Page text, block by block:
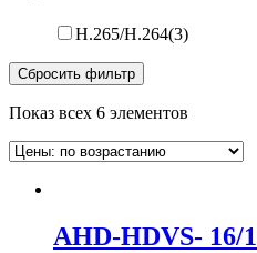
H.265/H.264(3)
Сбросить фильтр
Показ всех 6 элементов
AHD-HDVS- 16/1